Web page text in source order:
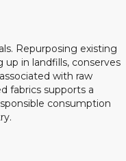
Repurposing existing
in landfills, conserves
with raw
fabrics supports a
consumption